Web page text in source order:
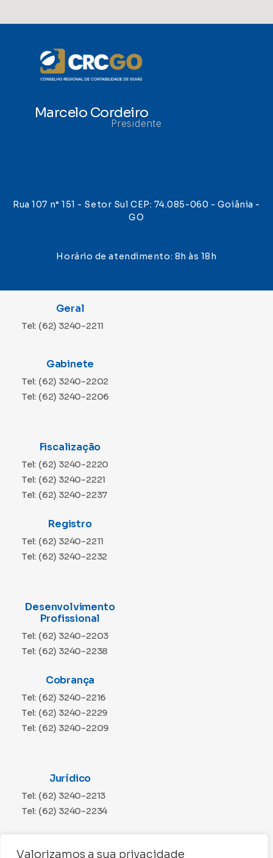
Valorizamos a sua privacidade
Marcelo Cordeiro
Presidente
Rua 107 n° 151 - Setor Sul CEP: 74.085-060 - Goiânia -
GO
Horário de atendimento: 8h às 18h
Geral
Tel: (62) 3240-2211
Gabinete
Tel: (62) 3240-2202
Tel: (62) 3240-2206
Fiscalização
Tel: (62) 3240-2220
Tel: (62) 3240-2221
Tel: (62) 3240-2237
Registro
Tel: (62) 3240-2211
Tel: (62) 3240-2232
Desenvolvimento
Profissional
Tel: (62) 3240-2203
Tel: (62) 3240-2238
Cobrança
Tel: (62) 3240-2216
Tel: (62) 3240-2229
Tel: (62) 3240-2209
Jurídico
Tel: (62) 3240-2213
Tel: (62) 3240-2234